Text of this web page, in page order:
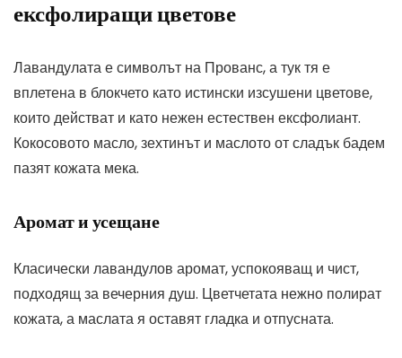
ексфолиращи цветове
Лавандулата е символът на Прованс, а тук тя е
вплетена в блокчето като истински изсушени цветове,
които действат и като нежен естествен ексфолиант.
Кокосовото масло, зехтинът и маслото от сладък бадем
пазят кожата мека.
Аромат и усещане
Класически лавандулов аромат, успокояващ и чист,
подходящ за вечерния душ. Цветчетата нежно полират
кожата, а маслата я оставят гладка и отпусната.